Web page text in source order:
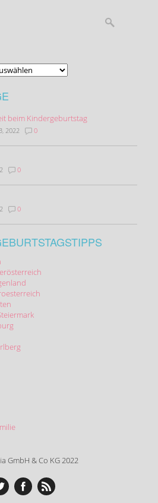
beim Kindergeburtstag
2022 0
0
0
GmbH & Co KG 2022